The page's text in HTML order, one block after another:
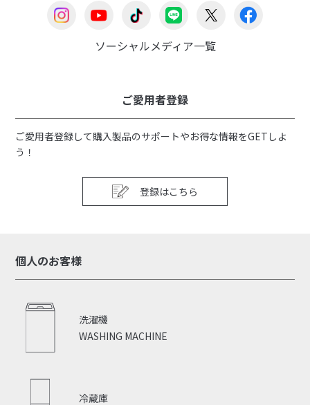
ソーシャルメディア一覧
ご愛用者登録
ご愛用者登録して購入製品のサポートやお得な情報をGETしよ
う！
登録はこちら
個人のお客様
WASHING MACHINE
洗濯機
冷蔵庫